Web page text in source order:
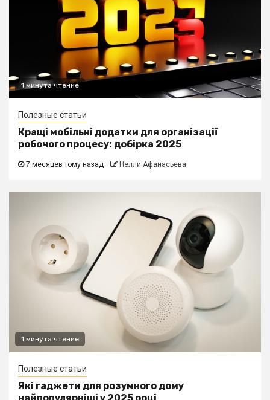
1 минута чтение
Полезные статьи
Кращі мобільні додатки для організації
робочого процесу: добірка 2025
7 месяцев тому назад Нелли Афанасьева
1 минута чтение
Полезные статьи
Які гаджети для розумного дому